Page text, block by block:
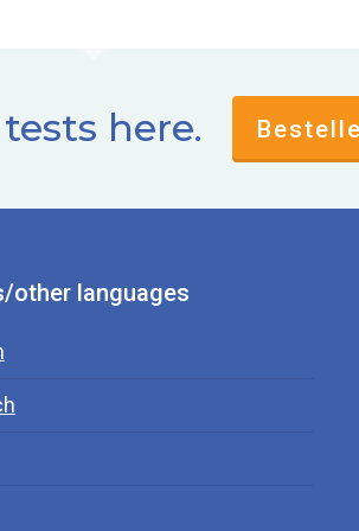
here.
other languages